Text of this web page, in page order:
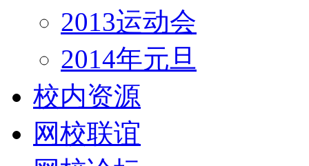
2013运动会
2014年元旦
校内资源
网校联谊